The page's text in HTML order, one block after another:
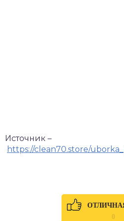
Источник –
https://clean70.store/
0